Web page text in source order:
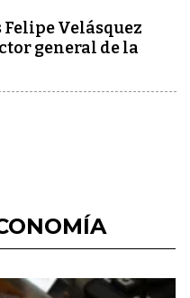
Velásquez
general de la